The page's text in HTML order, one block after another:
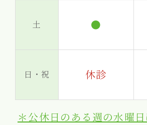
土 ●
日・祝 休診
＊公休日のある週の水曜